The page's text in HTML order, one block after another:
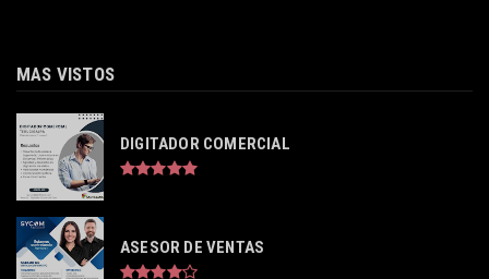
MAS VISTOS
DIGITADOR COMERCIAL
ASESOR DE VENTAS